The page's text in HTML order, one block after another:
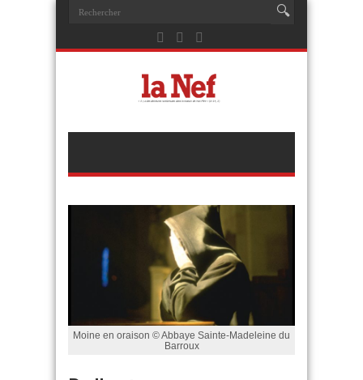
Moine en oraison © Abbaye Sainte-Madeleine du
Barroux